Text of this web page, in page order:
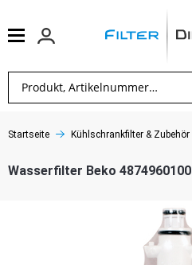
Startseite Kühlschrankfilter & Zubehör
Wasserfilter Beko 4874960100